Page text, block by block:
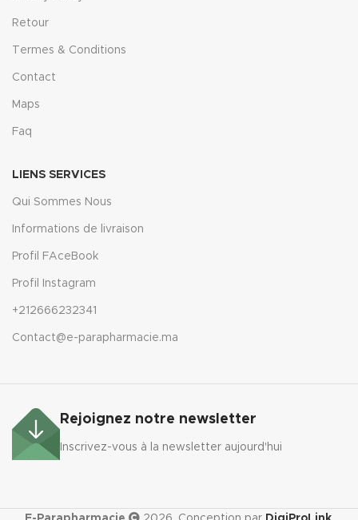
Retour
Termes & Conditions
Contact
Maps
Faq
LIENS SERVICES
Qui Sommes Nous
Informations de livraison
Profil FAceBook
Profil Instagram
+212666232341
Contact@e-parapharmacie.ma
Rejoignez notre newsletter
Inscrivez-vous à la newsletter aujourd'hui